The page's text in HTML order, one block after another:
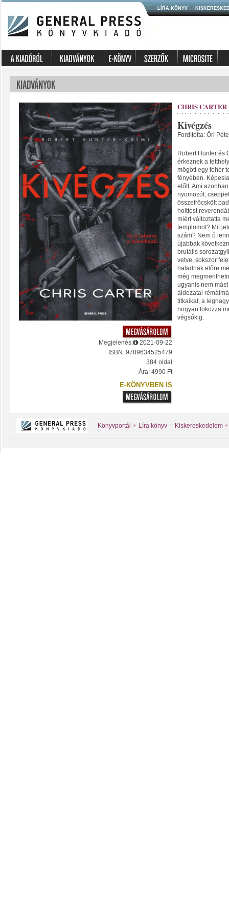
LÍRA KÖNYV
Megjelenés:
2021-09-22
ISBN: 9789634525479
384 oldal
Ára: 4990 Ft
E-KÖNYVBEN IS
CHRIS CARTER
Kivégzés
Fordította: Őri
Robert Hunter és
érkeznek a
mögött egy fehér
fényében.
előtt. Ami
nyomozót,
összefröcskölt
holttest
miért változtatta
templomot? Mit
szám? Nem ő
újabbak
brutális
vetve, sokszor
haladnak előre
még
ugyanis nem
áldozatai
titkaikat, a
hogyan fokozza
végsőkig.
Könyvportál Líra könyv Kiskereskedelem